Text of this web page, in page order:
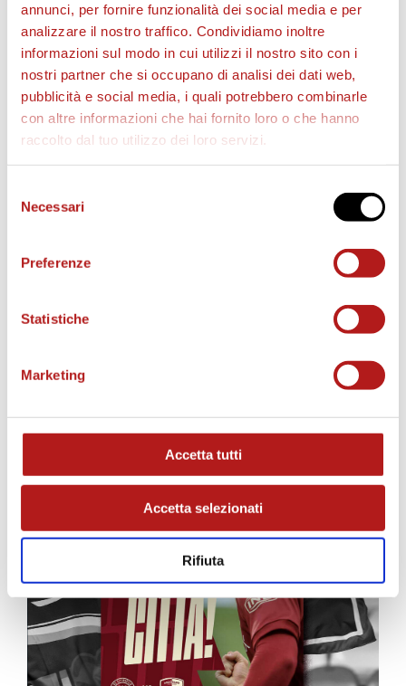
annunci, per fornire funzionalità dei social media e per
analizzare il nostro traffico. Condividiamo inoltre
informazioni sul modo in cui utilizzi il nostro sito con i
nostri partner che si occupano di analisi dei dati web,
pubblicità e social media, i quali potrebbero combinarle
con altre informazioni che hai fornito loro o che hanno
raccolto dal tuo utilizzo dei loro servizi.
delNecessari
Preferenze
Statistiche
Marketing
Accetta tutti
Accetta selezionati
Rifiuta
AS CITTADELLA STORE
MATCH PROGRAM